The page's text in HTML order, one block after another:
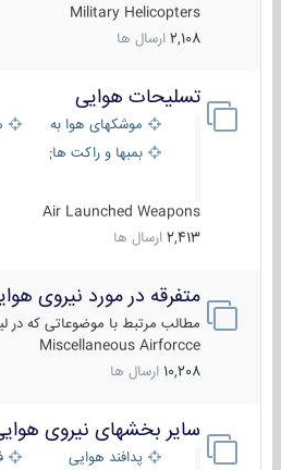
Military Helicopters
2,108 ارسال ها
تسلیحات هوایی
موشکهای هوا به هوا
بمبها و راکت های هوایی
Air Launched Weapons
2,413 ارسال ها
متفرقه در مورد نیروی
مطالب مرتبط با موضوعاتی که در
Miscellaneous Airforcce
10,208 ارسال ها
سایر بخشهای نیروی هوایی
پدافند هوایی